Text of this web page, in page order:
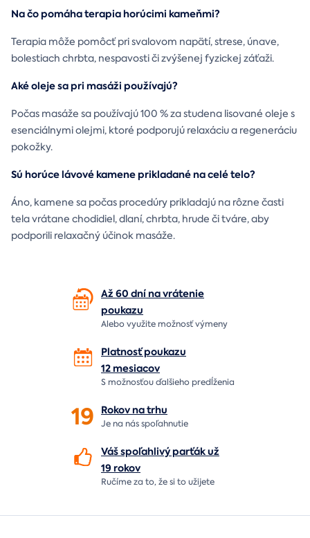
Na čo pomáha terapia horúcimi kameňmi?
Terapia môže pomôcť pri svalovom napätí, strese, únave,
bolestiach chrbta, nespavosti či zvýšenej fyzickej záťaži.
Aké oleje sa pri masáži používajú?
Počas masáže sa používajú 100 % za studena lisované oleje s
esenciálnymi olejmi, ktoré podporujú relaxáciu a regeneráciu
pokožky.
Sú horúce lávové kamene prikladané na celé telo?
Áno, kamene sa počas procedúry prikladajú na rôzne časti
tela vrátane chodidiel, dlaní, chrbta, hrude či tváre, aby
podporili relaxačný účinok masáže.
Až 60 dní na vrátenie
poukazu
Alebo využite možnosť výmeny
Platnosť poukazu
12 mesiacov
S možnosťou ďalšieho predĺženia
19 Rokov natrhu
Je na násspoľahnutie
Váš spoľahlivý parťák už
19 rokov
Ručíme za to,že si to užijete